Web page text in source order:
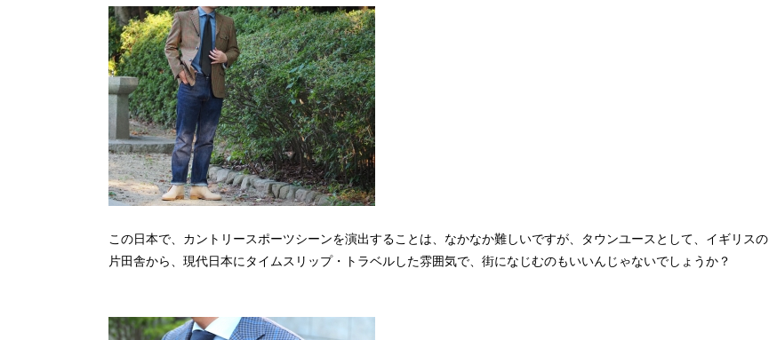
この日本で、カントリースポーツシーンを演出することは、なかなか難しいですが、タウンユースとして、イギリスの
片田舎から、現代日本にタイムスリップ・トラベルした雰囲気で、街になじむのもいいんじゃないでしょうか？